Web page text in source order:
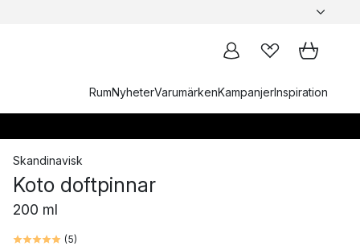
RumNyheterVarumärkenKampanjerInspiration
Skandinavisk
Koto doftpinnar
200 ml
(5)